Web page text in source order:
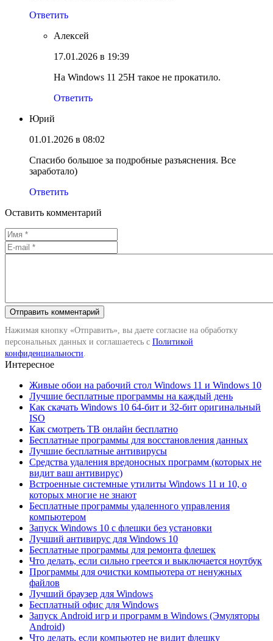
Ответить
Алексей
17.01.2026 в 19:39
На Windows 11 25H такое не прокатило.
Ответить
Юрий
01.01.2026 в 08:02
Спасибо большое за подробные разъяснения. Все
заработало)
Ответить
Оставить комментарий
Нажимая кнопку «Отправить», вы даете согласие на обработку
персональных данных и соглашаетесь с Политикой
конфиденциальности
Интересное
Живые обои на рабочий стол Windows 11 и Windows 10
Лучшие бесплатные программы на каждый день
Как скачать Windows 10 64-бит и 32-бит оригинальный
ISO
Как смотреть ТВ онлайн бесплатно
Бесплатные программы для восстановления данных
Лучшие бесплатные антивирусы
Средства удаления вредоносных программ (которых не
видит ваш антивирус)
Встроенные системные утилиты Windows 11 и 10, о
которых многие не знают
Бесплатные программы удаленного управления
компьютером
Запуск Windows 10 с флешки без установки
Лучший антивирус для Windows 10
Бесплатные программы для ремонта флешек
Что делать, если сильно греется и выключается ноутбук
Программы для очистки компьютера от ненужных
файлов
Лучший браузер для Windows
Бесплатный офис для Windows
Запуск Android игр и программ в Windows (Эмуляторы
Android)
Что делать, если компьютер не видит флешку